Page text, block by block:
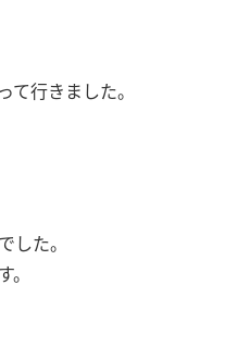
行きました。
した。